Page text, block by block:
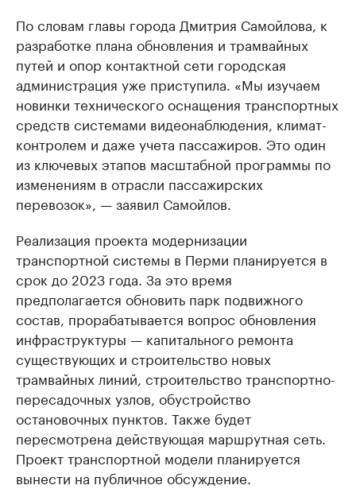
По словам главы города Дмитрия Самойлова, к
разработке плана обновления и трамвайных
путей и опор контактной сети городская
администрация уже приступила. «Мы изучаем
новинки технического оснащения транспортных
средств системами видеонаблюдения, климат-
контролем и даже учета пассажиров. Это один
из ключевых этапов масштабной программы по
изменениям в отрасли пассажирских
перевозок», — заявил Самойлов.
Реализация проекта модернизации
транспортной системы в Перми планируется в
срок до 2023 года. За это время
предполагается обновить парк подвижного
состав, прорабатывается вопрос обновления
инфраструктуры — капитального ремонта
существующих и строительство новых
трамвайных линий, строительство транспортно-
пересадочных узлов, обустройство
остановочных пунктов. Также будет
пересмотрена действующая маршрутная сеть.
Проект транспортной модели планируется
вынести на публичное обсуждение.